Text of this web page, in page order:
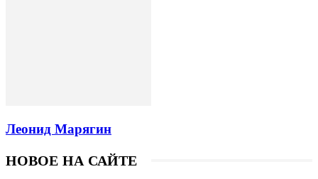
Леонид Марягин
НОВОЕ НА САЙТЕ